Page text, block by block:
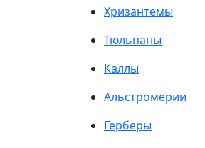
Хризантемы
Тюльпаны
Каллы
Альстромерии
Герберы